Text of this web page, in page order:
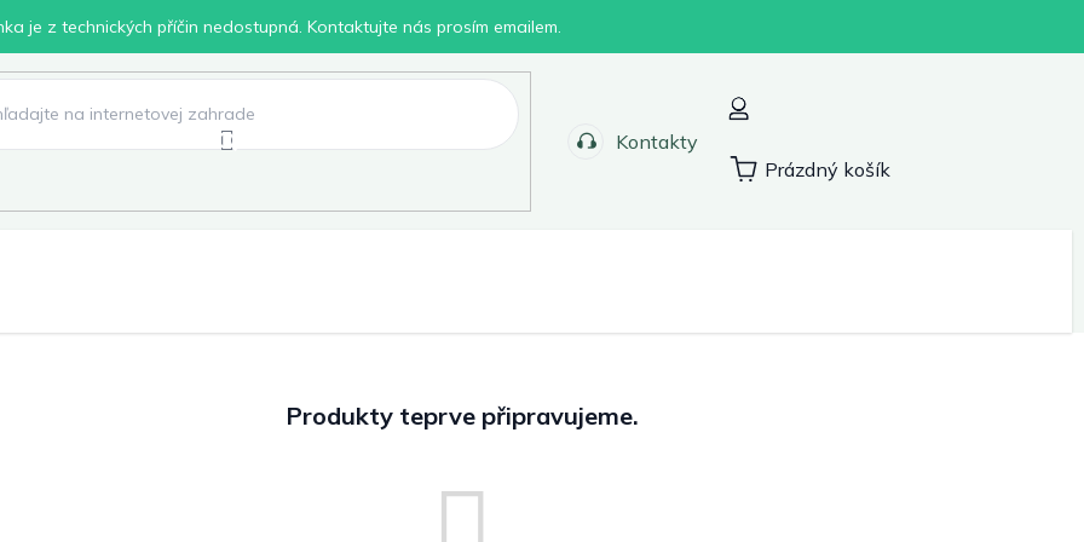
je z technických příčin nedostupná. Kontaktujte nás prosím emailem.
Kontakty
Nákupní
Prázdný košík
Produkty teprve připravujeme.